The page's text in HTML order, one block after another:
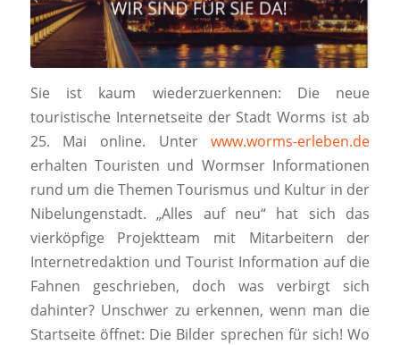
Sie ist kaum wiederzuerkennen: Die neue
touristische Internetseite der Stadt Worms ist ab
25. Mai online. Unterwww.worms-erleben.de
erhalten Touristen und Wormser Informationen
rund um die Themen Tourismus und Kultur in der
Nibelungenstadt. „Alles auf neu“ hat sich das
vierköpfige Projektteam mit Mitarbeitern der
Internetredaktion und Tourist Information auf die
Fahnen geschrieben, doch was verbirgt sich
dahinter? Unschwer zu erkennen, wenn man die
Startseite öffnet: Die Bilder sprechen für sich! Wo